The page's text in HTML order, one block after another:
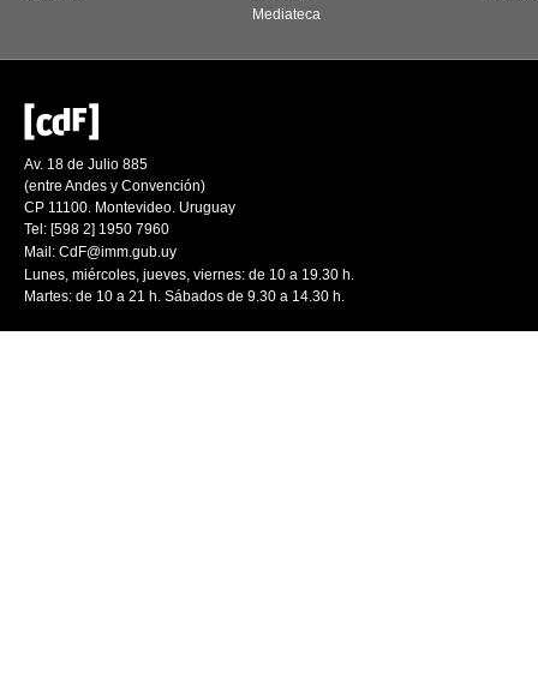
Mediateca
Av. 18 de Julio 885
(entre Andes y Convención)
CP 11100. Montevideo. Uruguay
Tel: [598 2] 1950 7960
Mail: CdF@imm.gub.uy
Lunes, miércoles, jueves, viernes: de 10 a 19.30 h.
Martes: de 10 a 21 h. Sábados de 9.30 a 14.30 h.